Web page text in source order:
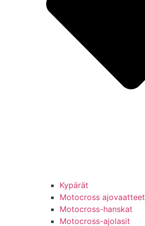
Kypärät
Motocross ajovaatteet
Motocross-hanskat
Motocross-ajolasit